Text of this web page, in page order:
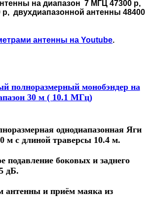
на диапазон 7 МГЦ 47300 р,
р, двухдиапазонной антенны 48400
антенны на Youtube.
полноразмерный монобэндер на
30 м ( 10.1 МГц)
однодиапазонная Яги
м с длиной траверсы 10.4 м.
подавление боковых и заднего
дБ.
антенны и приём маяка из